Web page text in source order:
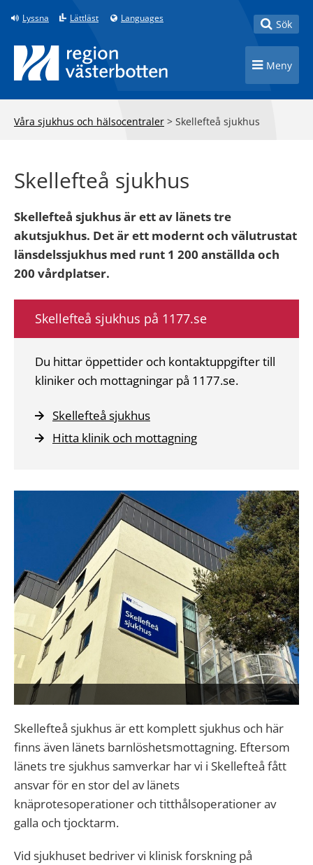
Till innehåll på sidan
Lyssna Lättläst Languages Toggle
Sök
Toggle
Meny
Våra sjukhus och hälsocentraler > Skellefteå sjukhus
Skellefteå sjukhus
Skellefteå sjukhus är ett av länets tre
akutsjukhus. Det är ett modernt och välutrustat
länsdelssjukhus med runt 1 200 anställda och
200 vårdplatser.
Skellefteå sjukhus på 1177.se
Du hittar öppettider och kontaktuppgifter till
kliniker och mottagningar på 1177.se.
Skellefteå sjukhus
Hitta klinik och mottagning
Skellefteå sjukhus är ett komplett sjukhus och här
finns även länets barnlöshetsmottagning. Eftersom
länets tre sjukhus samverkar har vi i Skellefteå fått
ansvar för en stor del av länets
knäprotesoperationer och titthålsoperationer av
galla och tjocktarm.
Vid sjukhuset bedriver vi klinisk forskning på